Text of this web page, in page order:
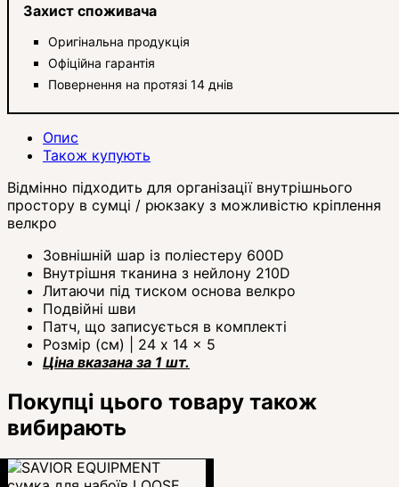
Захист споживача
Оригінальна продукція
Офіційна гарантія
Повернення на протязі 14 днів
Опис
Також купують
Відмінно підходить для організації внутрішнього
простору в сумці / рюкзаку з можливістю кріплення
велкро
Зовнішній шар із поліестеру 600D
Внутрішня тканина з нейлону 210D
Литаючи під тиском основа велкро
Подвійні шви
Патч, що записується в комплекті
Розмір (см) | 24 x 14 x 5
Ціна вказана за 1 шт.
Покупці цього товару також
вибирають